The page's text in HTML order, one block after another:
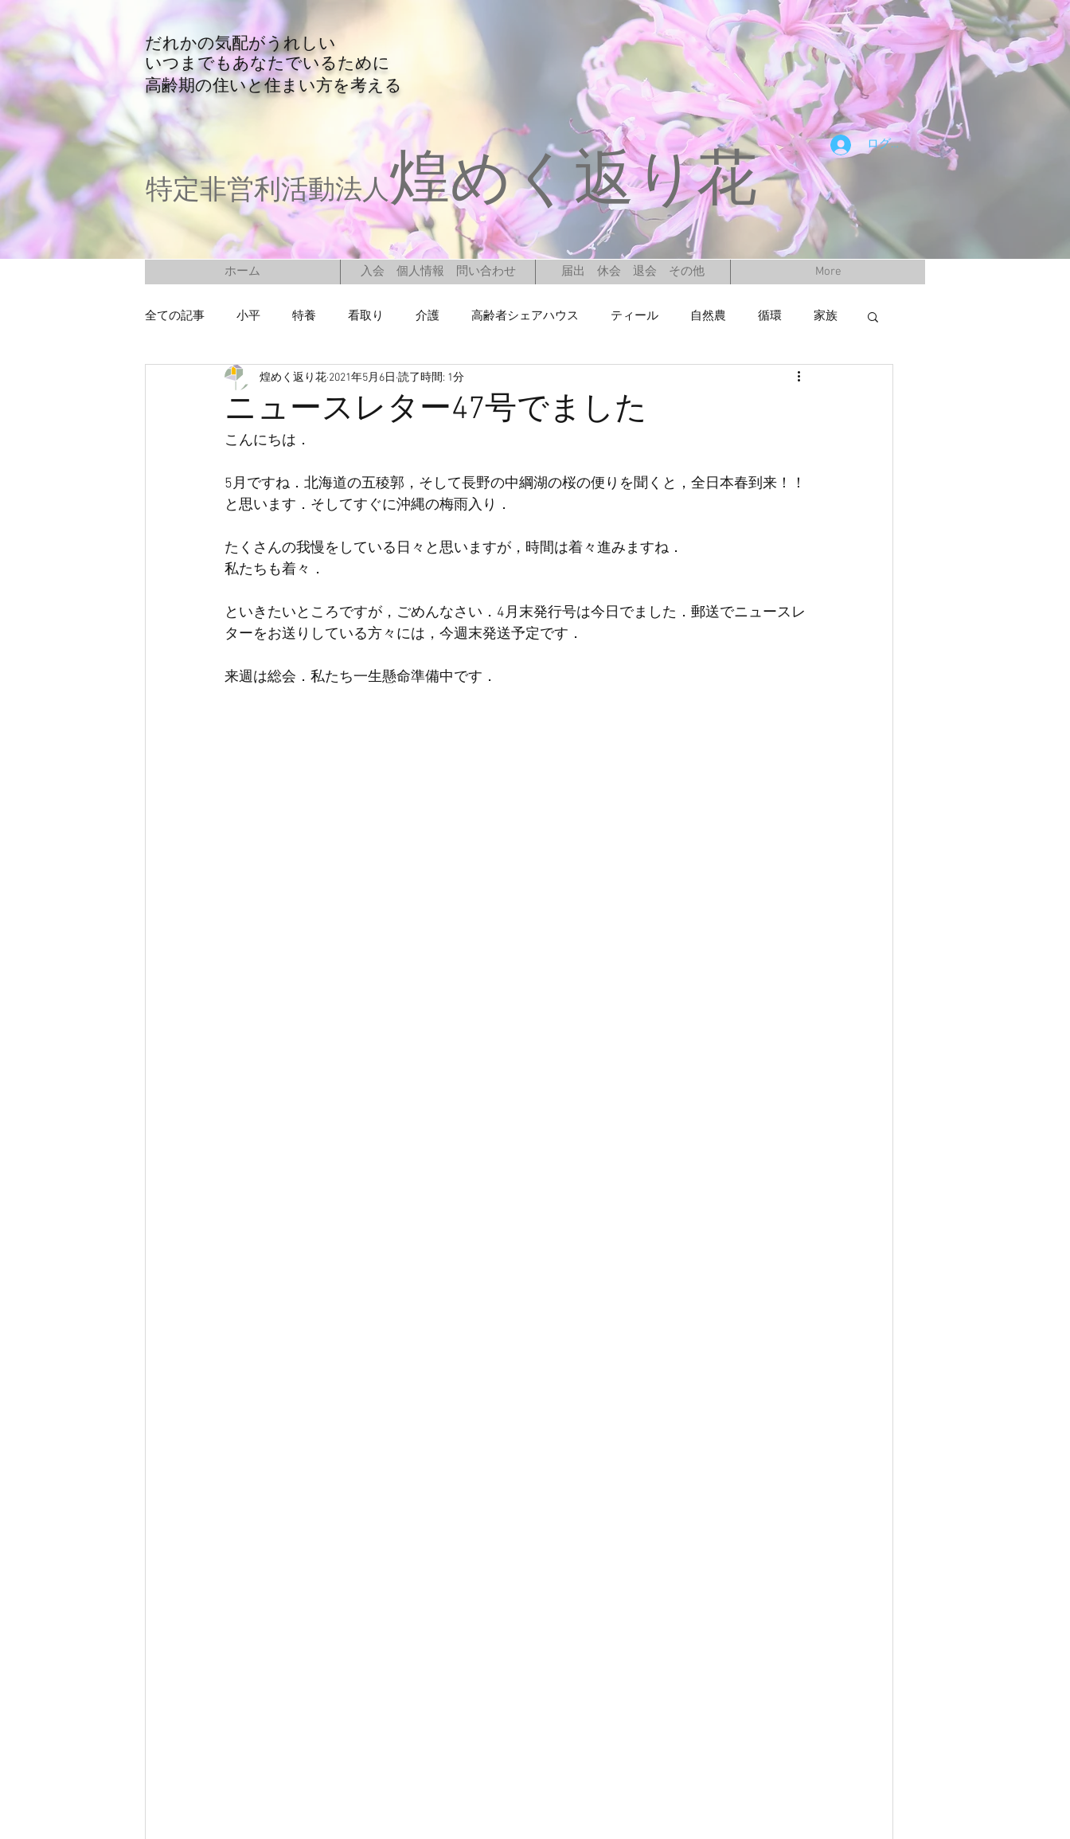
​だれかの気配がうれしい
​いつまでもあなたでいるために
​高齢期の住いと住まい方を考える
特定非営利活動法人煌めく返り花
ログイン
ホーム 入会 個人情報 問い合わせ 届出 休会 退会 その他 More
全ての記事 小平 特養 看取り 介護 高齢者シェアハウス ティール 自然農 循環 家族
救急車 医療 高齢者 孤独死
ACP
有料老人ホーム サービス付き高齢者向け住宅 サ高住
ニュースレター47号でました
煌めく返り花 2021年5月6日 読了時間: 1分
こんにちは．
5月ですね．北海道の五稜郭，そして長野の中綱湖の桜の便りを聞くと，全日本春到来！！
と思います．そしてすぐに沖縄の梅雨入り．
たくさんの我慢をしている日々と思いますが，時間は着々進みますね．
私たちも着々．
といきたいところですが，ごめんなさい．4月末発行号は今日でました．郵送でニュースレ
ターをお送りしている方々には，今週末発送予定です．
来週は総会．私たち一生懸命準備中です．